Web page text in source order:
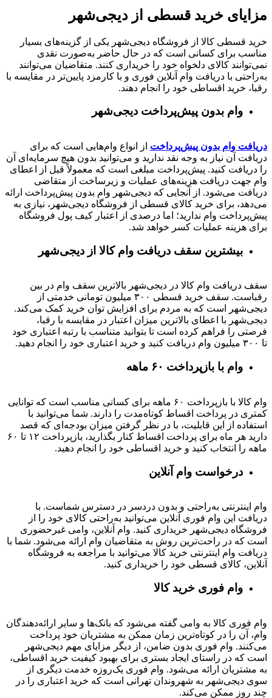
مزایای خرید قسطی از دیجی‌شهر
خرید قسطی کالا از فروشگاه دیجی‌شهر یکی از گزینه‌های بسیار
مناسب برای کسانی است که در حال حاضر به‌صورت نقدی
نمی‌توانند کالای دلخواه خود را خریداری کنند. متقاضیان می‌توانند
به‌راحتی با دریافت وام آنلاین فوری و با کارمزد پایین‌تر در مقایسه با
رقبا، خرید اقساطی خود را انجام دهند.
وام بدون پیش‌پرداخت‌ دیجی‌شهر
دریافت وام بدون پیش‌پرداخت از انواع وام‌هایی است که برای
دریافت آن نیاز به وجه نقد ندارید و می‌توانید بدون هیچ سرمایه‌ای آن
را دریافت کنید. پیش‌پرداخت مبلغی است که معمولاً قبل از اعطای
وام جهت دریافت هزینه‌های عملیات و زیرساخت از متقاضی
دریافت می‌شود. از آنجایی که دیجی‌شهر وام بدون پیش‌پرداخت ارائه
می‌دهد، برای خرید کالای قسطی از فروشگاه دیجی‌شهر، نیازی به
پیش‌پرداخت وام ندارید؛ اما درصدی از اعتبار کیف پول فروشگاه
برای هزینه عملیات کسر خواهد شد.
بیشترین سقف دریافت وام کالا از دیجی‌شهر
سقف دریافت وام کالا در دیجی‌شهر بالاترین سقف وام در بین
رقباست. سقف خرید قسطی ۳۰۰ میلیون تومانی خدمتی از
دیجی‌شهر است که به مردم برای افزایش توان خرید کمک می‌کند.
دیجی‌شهر با اعطای بالاترین میزان اعتبار در مقایسه با رقبا،
فرصتی را فراهم کرده است تا بتوانید متناسب با رتبه اعتباری خود
تا ۳۰۰ میلیون وام دریافت کنید و خرید اعتباری خود را انجام دهید.
وام با بازپرداخت ۶۰ ماهه
وام کالا با بازپرداخت ۶۰ ماهه برای کسانی مناسب است که توانایی
کمتری در پرداخت اقساط کوتاه‌مدت را دارند. شما می‌توانید با
استفاده از این قابلیت، با در نظر گرفتن میزان بودجه‌ای که قصد
دارید هر ماه برای پرداخت اقساط کنار بگذارید، بازپرداخت ۱۲ تا ۶۰
ماهه را انتخاب کنید و خرید اقساطی خود را انجام دهید.
درخواست وام آنلاین
وام اینترنتی به‌راحتی و بدون دردسر در دسترس شماست. با
دریافت این وام فوری آنلاین می‌توانید به‌راحتی کالای خود را از
فروشگاه دیجی‌شهر خریداری کنید. وام آنلاین، وامی غیرحضوری
است که در راحت‌ترین روش به متقاضیان وام ارائه می‌شود. شما با
دریافت وام اینترنتی خرید کالا می‌توانید با مراجعه به فروشگاه
آنلاین، کالای قسطی خود را خریداری کنید.
وام فوری خرید کالا
وام فوری کالا به وامی گفته می‌شود که بانک‌ها و سایر ارائه‌دهندگان
وام، آن را در کوتاه‌ترین زمان ممکن به مشتریان خود پرداخت
می‌کنند. وام فوری بدون ضامن، از دیگر مزایای مهم دیجی‌شهر
است که در راستای ایجاد بستری برای بهبود کیفیت خرید اقساطی،
به مشتریان ارائه می‌شود. وام فوری یک‌روزه خدمت دیگری از
سوی دیجی‌شهر به شهروندان تهرانی است که خرید اعتباری را در
چند روز ممکن می‌کند.